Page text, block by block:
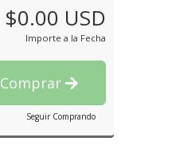
$0.00 USD
Importe a la Fecha
Comprar
Seguir Comprando